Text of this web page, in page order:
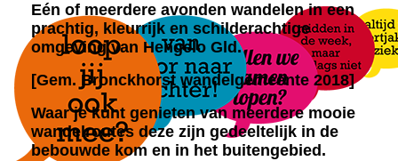
Eén of meerdere avonden wandelen in een
prachtig, kleurrijk en schilderachtige
omgeving van Hengelo Gld.
[Gem. Bronckhorst wandelgemeente 2018]
Waar je kunt genieten van meerdere mooie
wandelroutes deze zijn gedeeltelijk in de
bebouwde kom en in het buitengebied.